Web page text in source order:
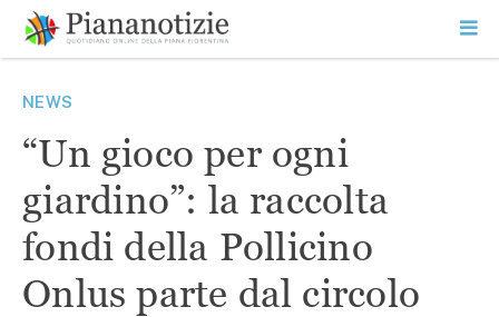
contenuto
SEARCH
NEWS
“Un gioco per ogni
giardino”: la raccolta
fondi della Pollicino
Onlus parte dal circolo